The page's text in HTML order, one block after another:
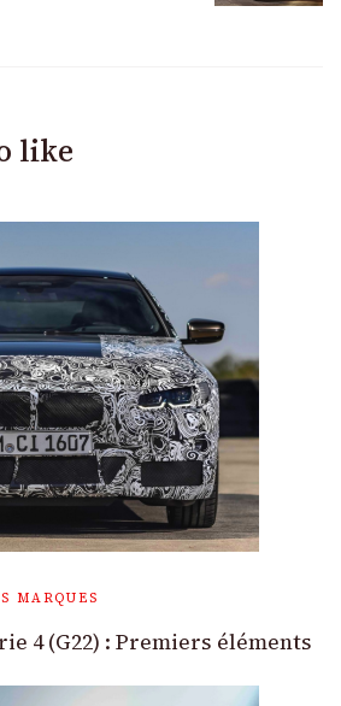
like
MARQUES
4 (G22) : Premiers éléments